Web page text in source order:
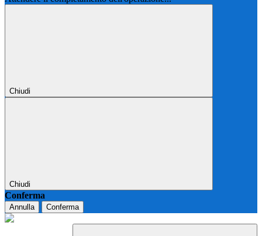
Chiudi
Chiudi
Conferma
Annulla Conferma